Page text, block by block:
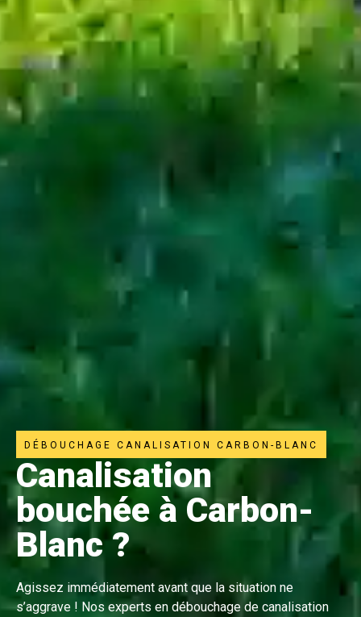
DÉBOUCHAGE CANALISATION CARBON-BLANC
Canalisation
bouchée à Carbon-
Blanc ?
Agissez immédiatement avant que la situation ne
s’aggrave ! Nos experts en débouchage de canalisation